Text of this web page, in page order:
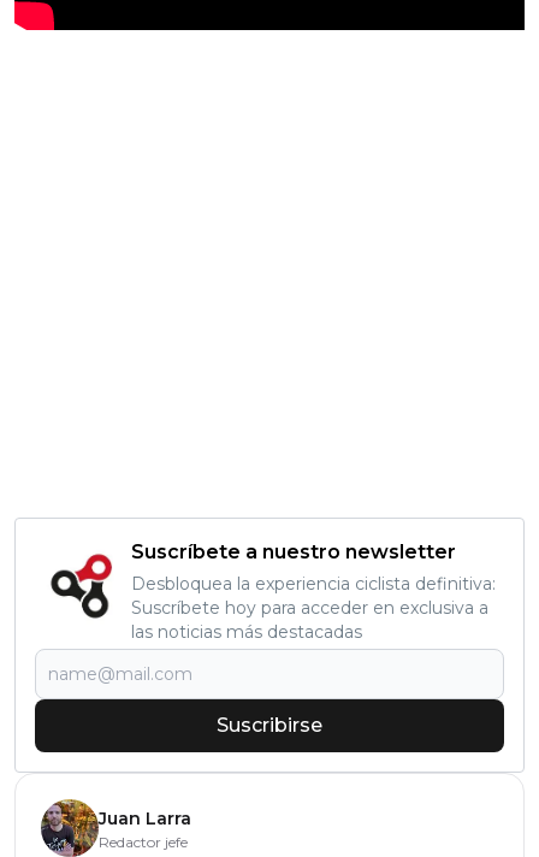
Suscríbete a nuestro newsletter
Desbloquea la experiencia ciclista definitiva:
Suscríbete hoy para acceder en exclusiva a
las noticias más destacadas
Suscribirse
Juan Larra
Redactor jefe